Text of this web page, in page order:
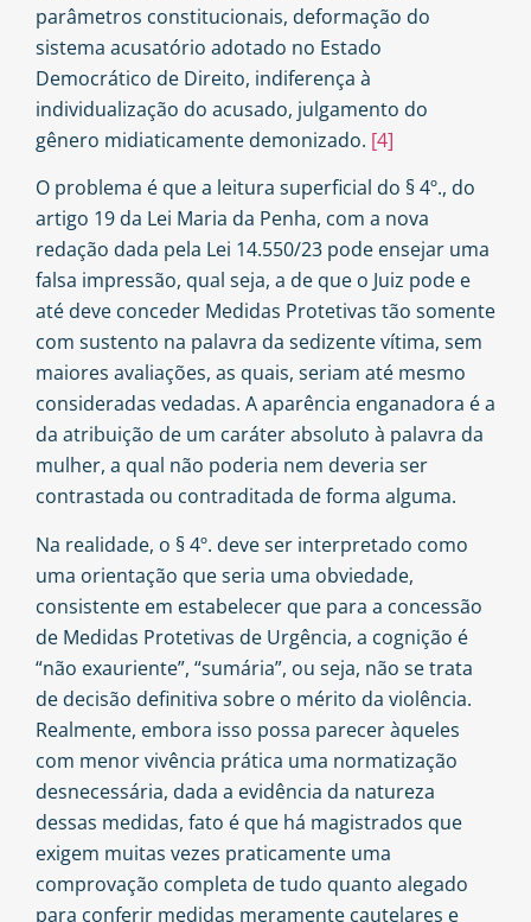
parâmetros constitucionais, deformação do
sistema acusatório adotado no Estado
Democrático de Direito, indiferença à
individualização do acusado, julgamento do
gênero midiaticamente demonizado. [4]
O problema é que a leitura superficial do § 4º., do
artigo 19 da Lei Maria da Penha, com a nova
redação dada pela Lei 14.550/23 pode ensejar uma
falsa impressão, qual seja, a de que o Juiz pode e
até deve conceder Medidas Protetivas tão somente
com sustento na palavra da sedizente vítima, sem
maiores avaliações, as quais, seriam até mesmo
consideradas vedadas. A aparência enganadora é a
da atribuição de um caráter absoluto à palavra da
mulher, a qual não poderia nem deveria ser
contrastada ou contraditada de forma alguma.
Na realidade, o § 4º. deve ser interpretado como
uma orientação que seria uma obviedade,
consistente em estabelecer que para a concessão
de Medidas Protetivas de Urgência, a cognição é
“não exauriente”, “sumária”, ou seja, não se trata
de decisão definitiva sobre o mérito da violência.
Realmente, embora isso possa parecer àqueles
com menor vivência prática uma normatização
desnecessária, dada a evidência da natureza
dessas medidas, fato é que há magistrados que
exigem muitas vezes praticamente uma
comprovação completa de tudo quanto alegado
para conferir medidas meramente cautelares e